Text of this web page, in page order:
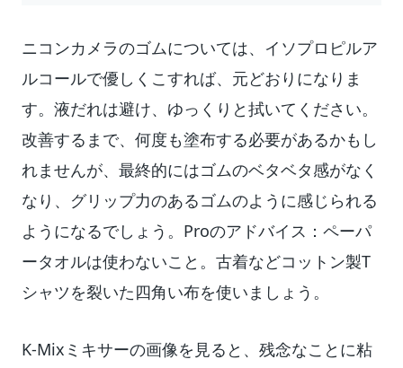
ニコンカメラのゴムについては、イソプロピルア
ルコールで優しくこすれば、元どおりになりま
す。液だれは避け、ゆっくりと拭いてください。
改善するまで、何度も塗布する必要があるかもし
れませんが、最終的にはゴムのベタベタ感がなく
なり、グリップ力のあるゴムのように感じられる
ようになるでしょう。Proのアドバイス：ペーパ
ータオルは使わないこと。古着などコットン製T
シャツを裂いた四角い布を使いましょう。
K-Mixミキサーの画像を見ると、残念なことに粘